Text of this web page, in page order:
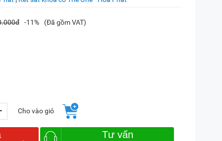
-11% (Đã gồm VAT)
Cho vào giỏ
Tư vấn